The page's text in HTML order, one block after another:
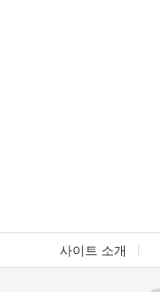
사이트 소개